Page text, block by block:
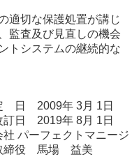
適切な保護処置が講じ
監査及び見直しの機会
トシステムの継続的な
日 2009年 3月 1日
訂日 2019年 8月 1日
社 パーフェクトマニージ
締役 馬場 益美